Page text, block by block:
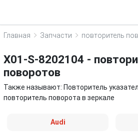
Главная Запчасти повторитель
X01-S-8202104 -
поворотов
Также называют: Повторитель
повторитель поворота в зеркале
Audi